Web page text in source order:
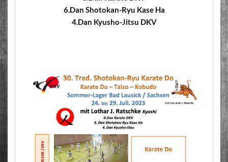
6.Dan Shotokan-Ryu Kase Ha
4.Dan Kyusho-Jitsu DKV